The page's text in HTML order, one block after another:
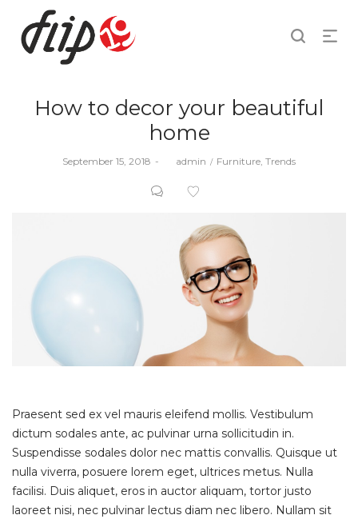
How to decor your beautiful
home
Posted
September 15, 2018 admin
Posted
Furniture Trends
Praesent sed ex vel mauris eleifend mollis. Vestibulum
dictum sodales ante, ac pulvinar urna sollicitudin in.
Suspendisse sodales dolor nec mattis convallis. Quisque ut
nulla viverra, posuere lorem eget, ultrices metus. Nulla
facilisi. Duis aliquet, eros in auctor aliquam, tortor justo
laoreet nisi, nec pulvinar lectus diam nec libero. Nullam sit